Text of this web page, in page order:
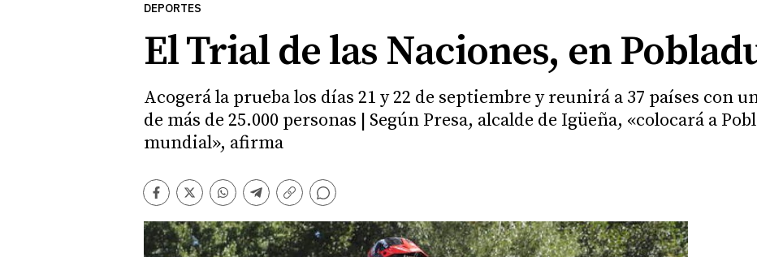
DEPORTES
El Trial de las Naciones, en
Acogerá la prueba los días 21 y 22 de septiembre y reunirá a 37 países con
de más de 25.000 personas
Según Presa, alcalde de Igüeña, «colocará a
mundial», afirma
Facebook
TwitterWhatsapp
Telegram
Copiar
enlace
Comentarios